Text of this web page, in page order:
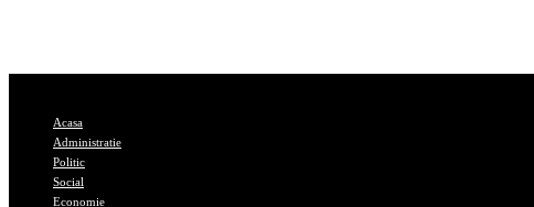
Acasa
Administratie
Politic
Social
Economie